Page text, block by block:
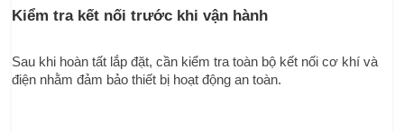
Kiểm tra kết nối trước khi vận hành
Sau khi hoàn tất lắp đặt, cần kiểm tra toàn bộ kết nối cơ khí và
điện nhằm đảm bảo thiết bị hoạt động an toàn.